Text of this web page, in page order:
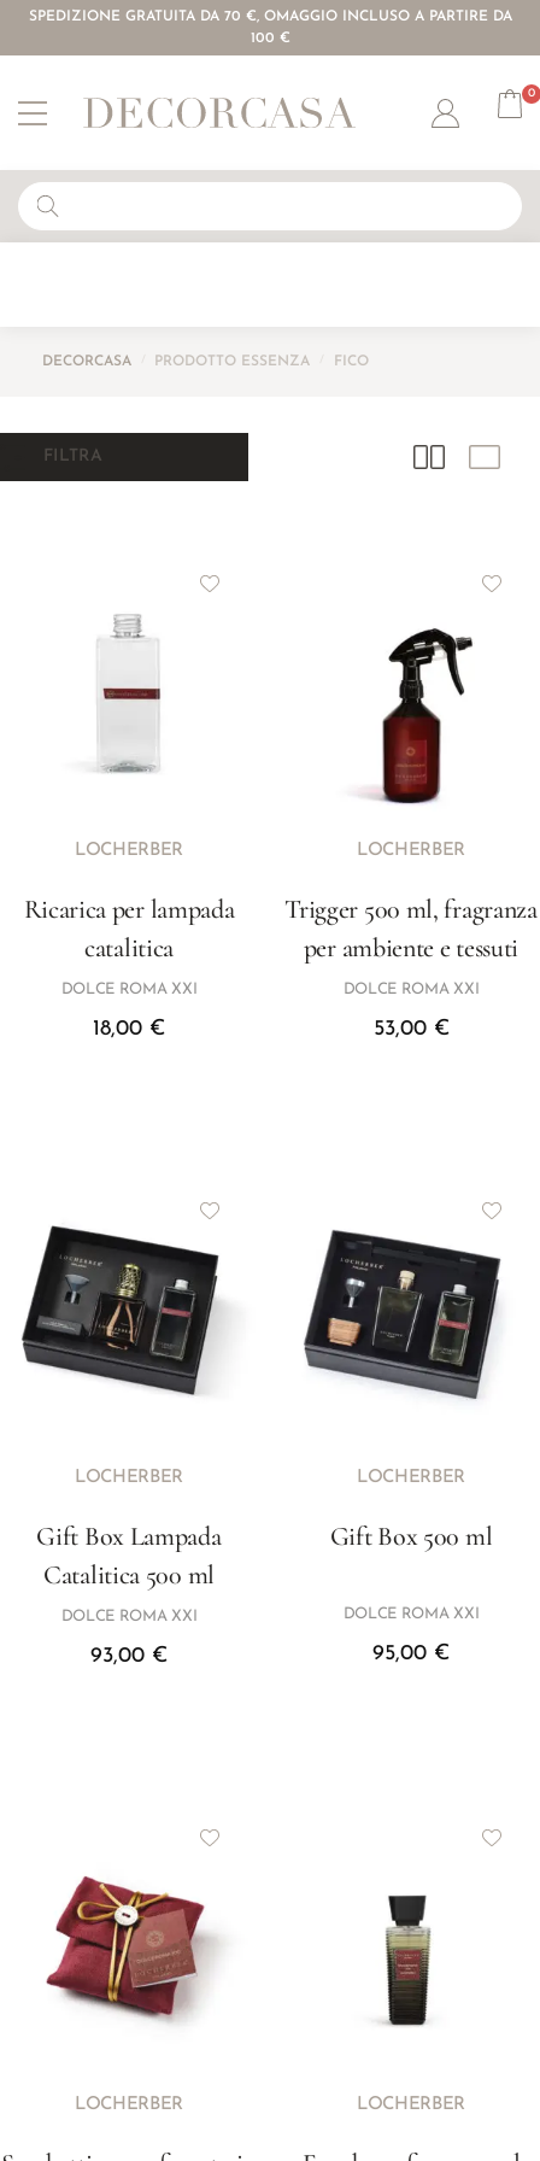
SPEDIZIONE GRATUITA DA 70 €, OMAGGIO INCLUSO A PARTIRE DA
100 €
Account
0
DECORCASA PRODOTTO ESSENZA FICO
FILTRA
LOCHERBER
Ricarica per lampada
catalitica
DOLCE ROMA XXI
18,00 €
LOCHERBER
Trigger 500 ml, fragranza
per ambiente e tessuti
DOLCE ROMA XXI
53,00 €
LOCHERBER
Gift Box Lampada
Catalitica 500 ml
DOLCE ROMA XXI
93,00 €
LOCHERBER
Gift Box 500 ml
DOLCE ROMA XXI
95,00 €
LOCHERBER LOCHERBER